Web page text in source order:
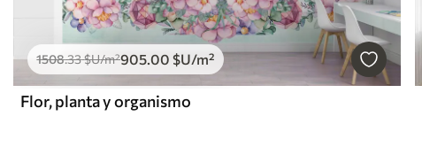
1508.33$U/m²905 .00 $U/m²
Flor, planta y organismo